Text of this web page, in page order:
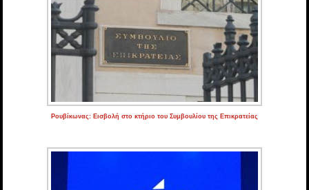
Ρουβίκωνας: Εισβολή στο κτήριο του Συμβουλίου της Επικρατείας